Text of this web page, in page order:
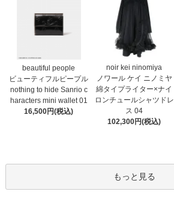
beautiful people
ビューティフルピープル
nothing to hide Sanrio c
haracters mini wallet⁠ 01
16,500円(税込)
noir kei ninomiya
ノワール ケイ ニノミヤ
綿タイプライター×ナイ
ロンチュールシャツドレ
ス 04
102,300円(税込)
もっと見る